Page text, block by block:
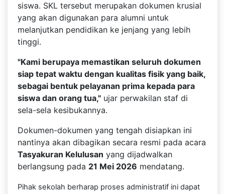
siswa. SKL tersebut merupakan dokumen krusial
yang akan digunakan para alumni untuk
melanjutkan pendidikan ke jenjang yang lebih
tinggi.
"Kami berupaya memastikan seluruh dokumen
siap tepat waktu dengan kualitas fisik yang baik,
sebagai bentuk pelayanan prima kepada para
siswa dan orang tua," ujar perwakilan staf di
sela-sela kesibukannya.
Dokumen-dokumen yang tengah disiapkan ini
nantinya akan dibagikan secara resmi pada acara
Tasyakuran Kelulusan yang dijadwalkan
berlangsung pada 21 Mei 2026 mendatang.
Pihak sekolah berharap proses administratif ini dapat